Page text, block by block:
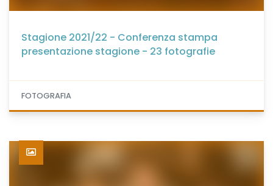
Stagione 2021/22 - Conferenza stampa
presentazione stagione - 23 fotografie
FOTOGRAFIA